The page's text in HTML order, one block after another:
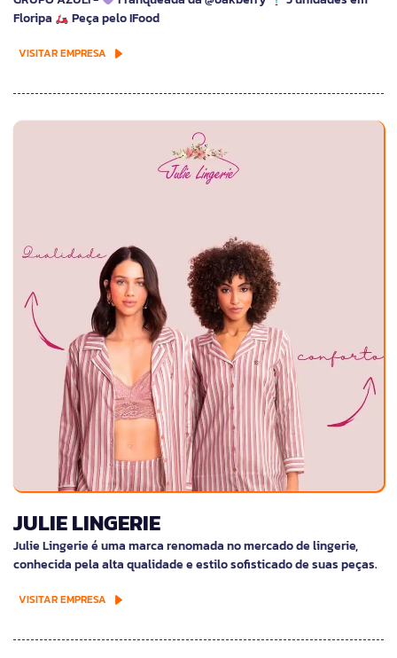
Floripa
Peça pelo IFood
VISITAR EMPRESA
JULIE LINGERIE
Julie Lingerie é uma marca renomada no mercado de lingerie,
conhecida pela alta qualidade e estilo sofisticado de suas peças.
VISITAR EMPRESA